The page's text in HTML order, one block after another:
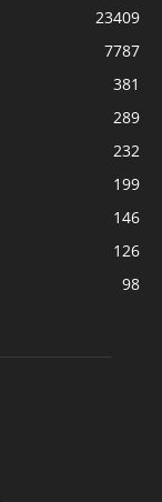
23409
7787
381
289
232
199
146
126
98